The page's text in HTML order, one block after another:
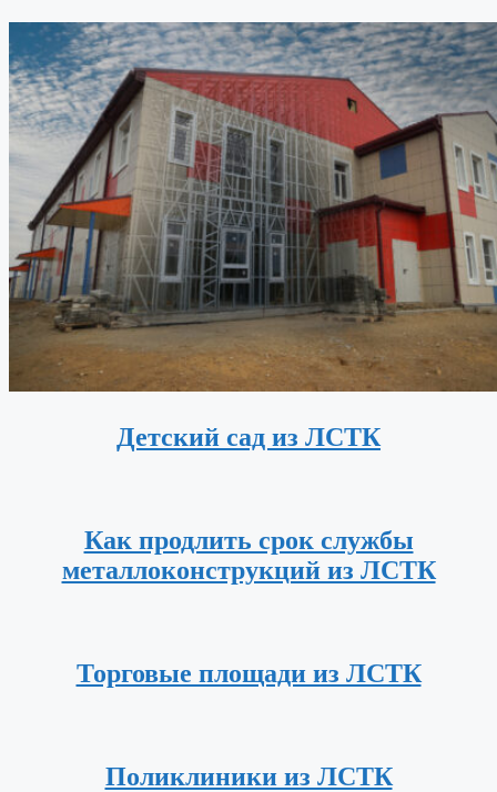
Детский сад из ЛСТК
Как продлить срок службы
металлоконструкций из ЛСТК
Торговые площади из ЛСТК
Поликлиники из ЛСТК